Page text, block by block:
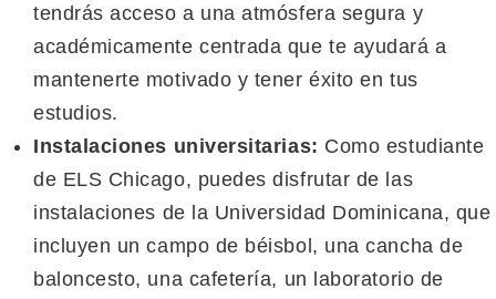
tendrás acceso a una atmósfera segura y
académicamente centrada que te ayudará a
mantenerte motivado y tener éxito en tus
estudios.
Instalaciones universitarias: Como estudiante
de ELS Chicago, puedes disfrutar de las
instalaciones de la Universidad Dominicana, que
incluyen un campo de béisbol, una cancha de
baloncesto, una cafetería, un laboratorio de